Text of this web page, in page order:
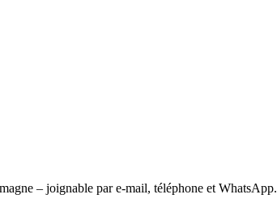
– joignable par e-mail, téléphone et WhatsApp.